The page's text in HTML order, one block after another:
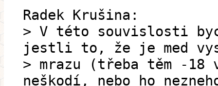
Radek Krušina:
> V této souvislosti
jestli to, že je med
> mrazu (třeba těm -18
neškodí, nebo ho